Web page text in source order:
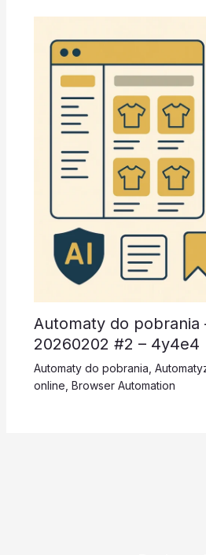
Automaty do pobrania
20260202 #2 – 4y4e4
Automaty do pobrania
online Browser Automation